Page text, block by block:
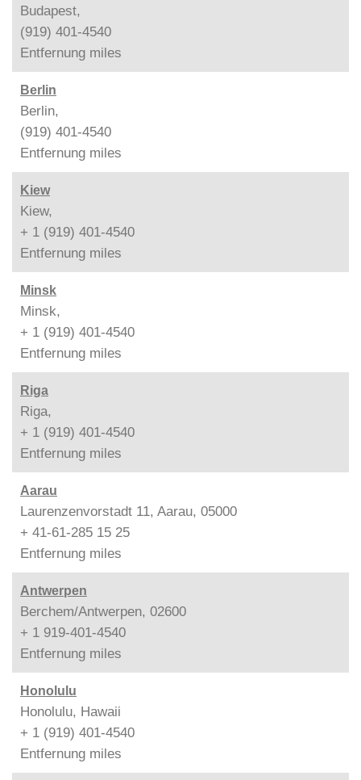
Budapest,
(919) 401-4540
Entfernung miles
Berlin
Berlin,
(919) 401-4540
Entfernung miles
Kiew
Kiew,
+ 1 (919) 401-4540
Entfernung miles
Minsk
Minsk,
+ 1 (919) 401-4540
Entfernung miles
Riga
Riga,
+ 1 (919) 401-4540
Entfernung miles
Aarau
Laurenzenvorstadt 11, Aarau, 05000
+ 41-61-285 15 25
Entfernung miles
Antwerpen
Berchem/Antwerpen, 02600
+ 1 919-401-4540
Entfernung miles
Honolulu
Honolulu, Hawaii
+ 1 (919) 401-4540
Entfernung miles